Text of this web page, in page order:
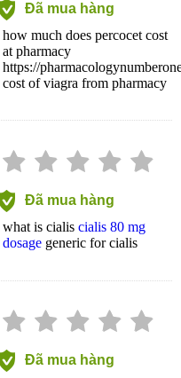
Đã mua hàng
how much does percocet cost
at pharmacy
https://
cost of viagra from pharmacy
Đã mua hàng
what is cialis cialis 80 mg
dosage generic for cialis
Đã mua hàng